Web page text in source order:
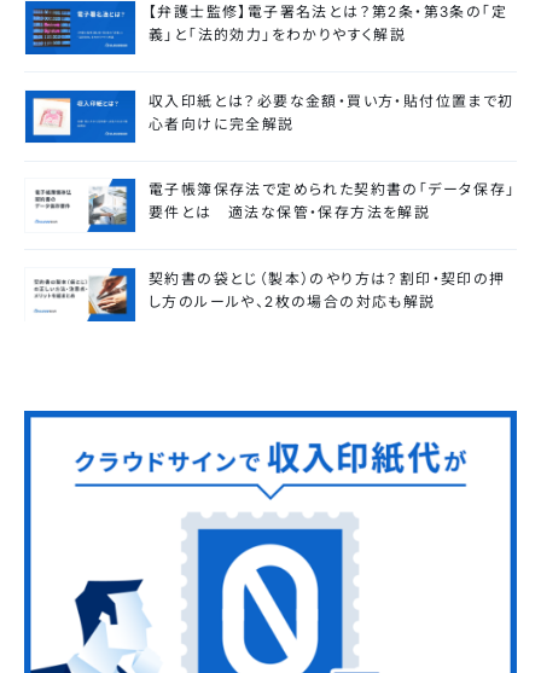
【弁護士監修】電子署名法とは？第2条・第3条の「定
義」と「法的効力」をわかりやすく解説
収入印紙とは？必要な金額・買い方・貼付位置まで初
心者向けに完全解説
電子帳簿保存法で定められた契約書の「データ保存」
要件とは 適法な保管・保存方法を解説
契約書の袋とじ（製本）のやり方は？割印・契印の押
し方のルールや、2枚の場合の対応も解説